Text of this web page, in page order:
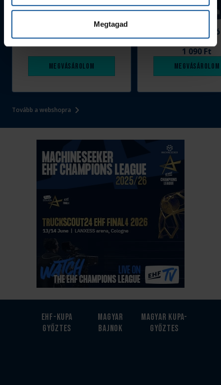
Megtagad
Tovább a webshopra
Grafitceruza 25/26
390 Ft
Megvásárolom
Szeged
1 090 Ft
Megvásárolom
EHF-Kupa
győztes
Magyar
bajnok
Magyar kupa-
győztes